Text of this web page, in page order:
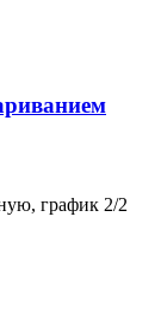
график 2/2